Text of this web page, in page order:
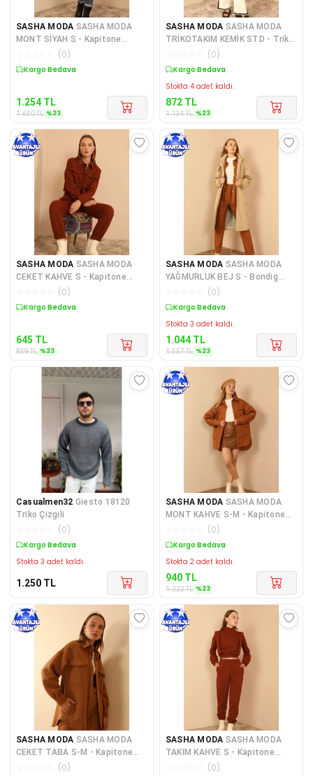
SASHA MODA SASHA MODA
MONT SİYAH S - Kapitone
Kumaş Şal Yaka Bol Kalıp Yaka
(0)
Sepette %23 İndirim
1.254 TL
1.630TL %23
SASHA MODA SASHA MODA
TRİKOTAKIM KEMİK STD - Triko
Kumaş Yırtmaç Detaylı Kad
(0)
Sepette %23 İndirim
Stokta 4 adet kaldı.
872 TL
1.134TL %23
SASHA MODA SASHA MODA
CEKET KAHVE S - Kapitone
Kumaş Gömlek Yaka Tam Kalıp
(0)
Sepette %23 İndirim
645 TL
839TL %23
SASHA MODA SASHA MODA
YAĞMURLUK BEJ S - Bondig
Kumaş Uzun Kapüşonlu Kadın
(0)
Sepette %23 İndirim
Stokta 3 adet kaldı.
1.044 TL
1.357TL %23
Casualmen32 Giesto 18120
Triko Çizgili
(0)
Kargo Bedava
Stokta 3 adet kaldı.
1.250 TL
SASHA MODA SASHA MODA
MONT KAHVE S-M - Kapitone
Kumaş Çift Dikiş Desen Kadın
(0)
Sepette %23 İndirim
Stokta 2 adet kaldı.
940 TL
1.222TL %23
SASHA MODA SASHA MODA
CEKET TABA S-M - Kapitone
Kumaş Gömlek Yaka Düğmeli Ka
(0)
SASHA MODA SASHA MODA
TAKIM KAHVE S - Kapitone
Kumaş Boğazlı Yaka Omuz
(0)